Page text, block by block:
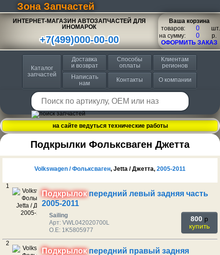
Зона Запчастей
ИНТЕРНЕТ-МАГАЗИН АВТОЗАПЧАСТЕЙ ДЛЯ
ИНОМАРОК
+7(499)000-00-00
Ваша корзина
товаров:
шт.
на сумму:
p.
ОФОРМИТЬ ЗАКАЗ
Каталог
запчастей
Доставка
и возврат
Способы
оплаты
Клиентам
регионов
Написать
нам
Контакты О компании
на сайте ведуться технические работы
Подкрылки Фольксваген Джетта
Volkswagen / Фольксваген, Jetta / Джетта, 2005-2011
1
Подкрылокпередний левый задняя часть
2005-2011
Sailing
Арт: VWL042020700L
O.E: 1K5805977
800 p
купить
2
Подкрылокпередний правый задняя